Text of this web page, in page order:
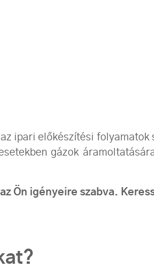
ipari előkészítési folyamatok
gázok
Ön igényeire szabva.